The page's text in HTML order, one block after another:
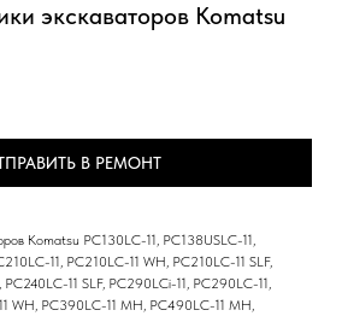
экскаваторов Komatsu
В РЕМОНТ
Komatsu PC130LC-11, PC138USLC-11,
11, PC210LC-11 WH, PC210LC-11 SLF,
11 SLF, PC290LCi-11, PC290LC-11,
WH, PC390LC-11 MH, PC490LC-11 MH,